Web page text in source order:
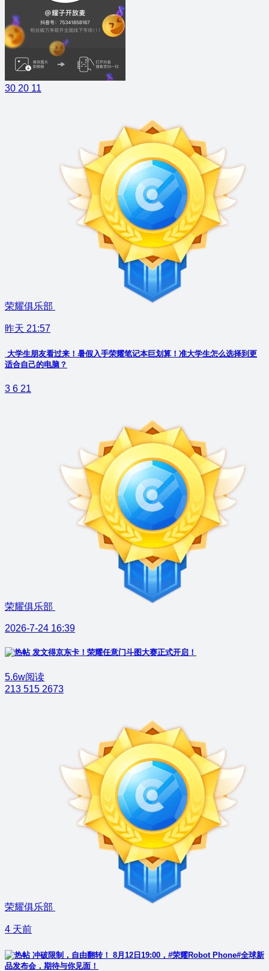
30 20 11
荣耀俱乐部
昨天 21:57
大学生朋友看过来！暑假入手荣耀笔记本巨划算！准大学生怎么选择到更
适合自己的电脑？
3 6 21
荣耀俱乐部
2026-7-24 16:39
发文得京东卡！荣耀任意门斗图大赛正式开启！
5.6w阅读
213 515 2673
荣耀俱乐部
4 天前
冲破限制，自由翻转！ 8月12日19:00，#荣耀Robot Phone#全球新
品发布会，期待与你见面！